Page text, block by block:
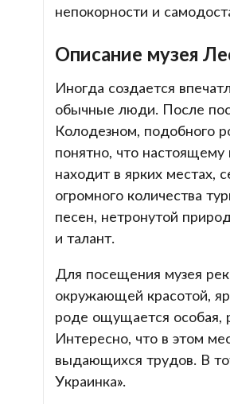
непокорности и
Описание музея
Иногда создается
обычные люди. После
Колодезном, подобного
понятно, что
находит в ярких местах,
огромного количества
песен, нетронутой
и талант.
Для посещения музея
окружающей красотой,
роде ощущается особая,
Интересно, что в этом
выдающихся трудов. В
Украинка».